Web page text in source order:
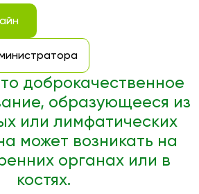
доброкачественное
образующееся из
или лимфатических
может возникать на
органах или в
костях.